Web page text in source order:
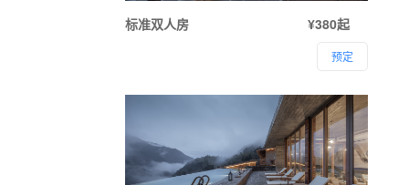
标准双人房 ¥380起
预定